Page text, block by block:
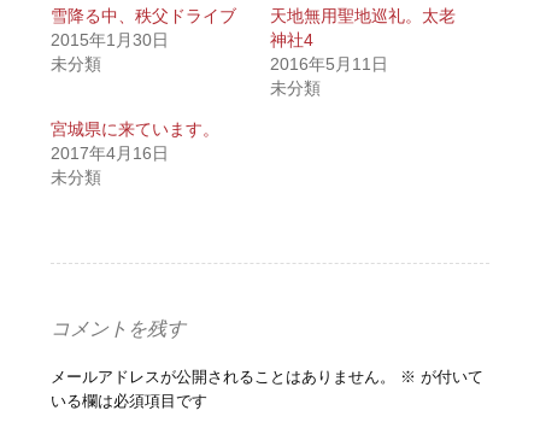
雪降る中、秩父ドライブ
2015年1月30日
未分類
天地無用聖地巡礼。太老
神社4
2016年5月11日
未分類
宮城県に来ています。
2017年4月16日
未分類
コメントを残す
メールアドレスが公開されることはありません。 ※ が付いて
いる欄は必須項目です